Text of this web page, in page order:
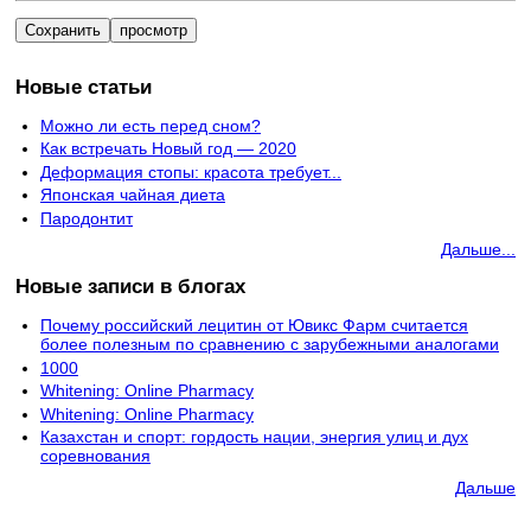
Новые статьи
Можно ли есть перед сном?
Как встречать Новый год — 2020
Деформация стопы: красота требует...
Японская чайная диета
Пародонтит
Дальше...
Новые записи в блогах
Почему российский лецитин от Ювикс Фарм считается
более полезным по сравнению с зарубежными аналогами
1000
Whitening: Online Pharmacy
Whitening: Online Pharmacy
Казахстан и спорт: гордость нации, энергия улиц и дух
соревнования
Дальше